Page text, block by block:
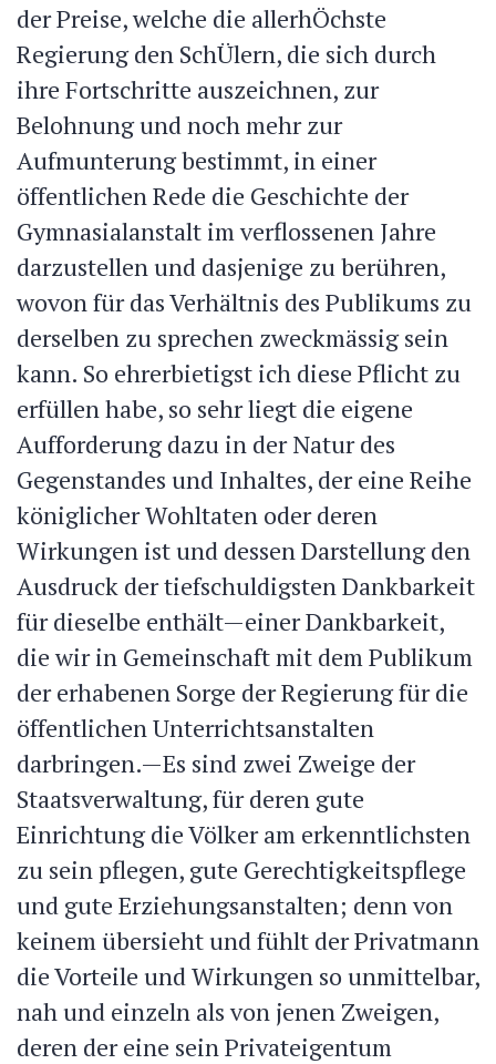
der Preise, welche die allerhÖchste
Regierung den SchÜlern, die sich durch
ihre Fortschritte auszeichnen, zur
Belohnung und noch mehr zur
Aufmunterung bestimmt, in einer
öffentlichen Rede die Geschichte der
Gymnasialanstalt im verflossenen Jahre
darzustellen und dasjenige zu berühren,
wovon für das Verhältnis des Publikums zu
derselben zu sprechen zweckmässig sein
kann. So ehrerbietigst ich diese Pflicht zu
erfüllen habe, so sehr liegt die eigene
Aufforderung dazu in der Natur des
Gegenstandes und Inhaltes, der eine Reihe
königlicher Wohltaten oder deren
Wirkungen ist und dessen Darstellung den
Ausdruck der tiefschuldigsten Dankbarkeit
für dieselbe enthält—einer Dankbarkeit,
die wir in Gemeinschaft mit dem Publikum
der erhabenen Sorge der Regierung für die
öffentlichen Unterrichtsanstalten
darbringen.—Es sind zwei Zweige der
Staatsverwaltung, für deren gute
Einrichtung die Völker am erkenntlichsten
zu sein pflegen, gute Gerechtigkeitspflege
und gute Erziehungsanstalten; denn von
keinem übersieht und fühlt der Privatmann
die Vorteile und Wirkungen so unmittelbar,
nah und einzeln als von jenen Zweigen,
deren der eine sein Privateigentum